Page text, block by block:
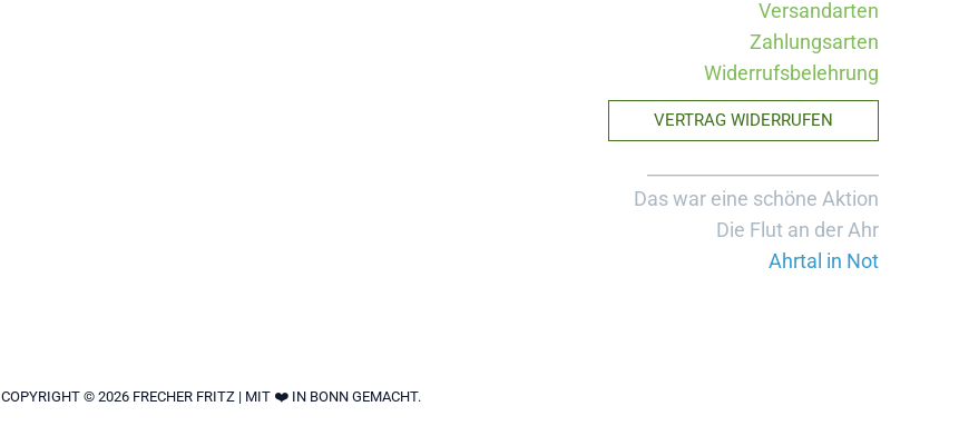
Versandarten
Zahlungsarten
Widerrufsbelehrung
VERTRAG WIDERRUFEN
Das war eine schöne Aktion
Die Flut an der Ahr
Ahrtal in Not
COPYRIGHT © 2026 FRECHER FRITZ | MIT ❤️ IN BONN GEMACHT.